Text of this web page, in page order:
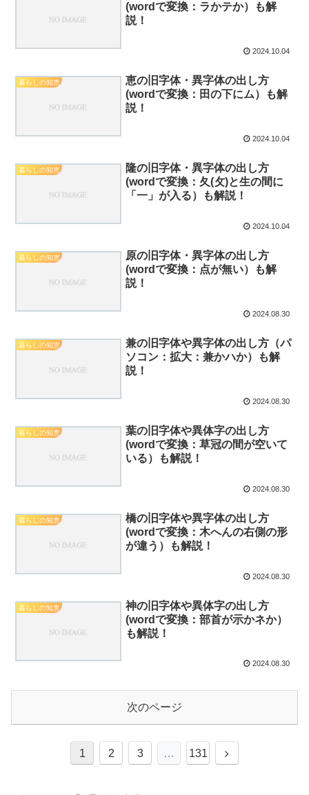
(wordで変換：ラかテか）も解
説！
2024.10.04
暮らしの知恵
恵の旧字体・異字体の出し方
(wordで変換：田の下にム）も解
説！
2024.10.04
暮らしの知恵
隆の旧字体・異字体の出し方
(wordで変換：夂(攵)と生の間に
「一」が入る）も解説！
2024.10.04
暮らしの知恵
原の旧字体・異字体の出し方
(wordで変換：点が無い）も解
説！
2024.08.30
暮らしの知恵
兼の旧字体や異字体の出し方（パ
ソコン：拡大：兼かハか）も解
説！
2024.08.30
暮らしの知恵
葉の旧字体や異体字の出し方
(wordで変換：草冠の間が空いて
いる）も解説！
2024.08.30
暮らしの知恵
橋の旧字体や異字体の出し方
(wordで変換：木へんの右側の形
が違う）も解説！
2024.08.30
暮らしの知恵
神の旧字体や異体字の出し方
(wordで変換：部首が示かネか）
も解説！
2024.08.30
次のページ
1 2 3 … 131
次